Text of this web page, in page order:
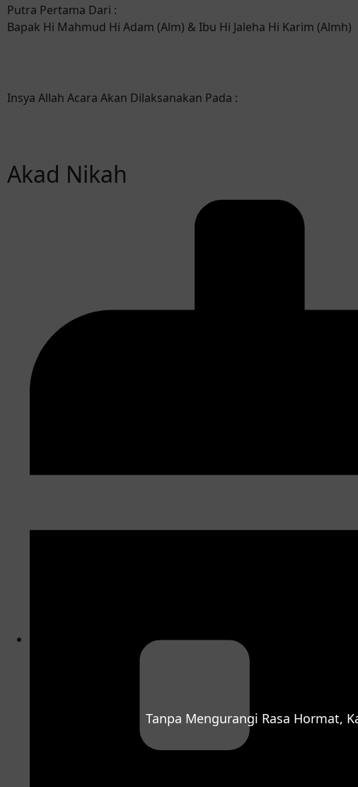
Tanpa Mengurangi Rasa Hormat,
Putra Pertama Dari :
Bapak Hi Mahmud Hi Adam (Alm) & Ibu Hi Jaleha Hi Karim (Almh)
Insya Allah Acara Akan Dilaksanakan Pada :
Akad Nikah